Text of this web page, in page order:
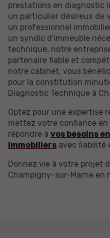
prestations en diagnostic
un particulier désireux de
un professionnel
un syndic d'immeuble
technique, notre
partenaire fiable et
notre cabinet, vous
pour la constitution
Diagnostic Technique à
Optez pour une expertise
mettez votre confiance
répondre à vos besoins
immobiliers avec fiabilité
Donnez vie à votre projet
Champigny-sur-Marne en